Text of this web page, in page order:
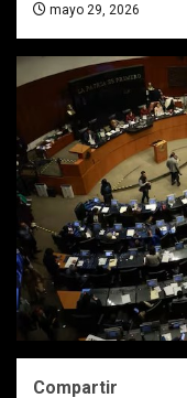
mayo 29, 2026
Compartir